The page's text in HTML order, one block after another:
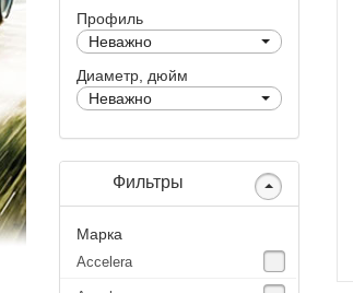
Профиль
Неважно
Диаметр, дюйм
Неважно
Фильтры
Марка
Accelera